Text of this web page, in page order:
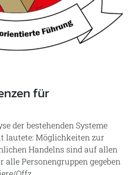
für
der bestehenden Systeme
lautete: Möglichkeiten zur
Handelns sind auf allen
Personengruppen gegeben